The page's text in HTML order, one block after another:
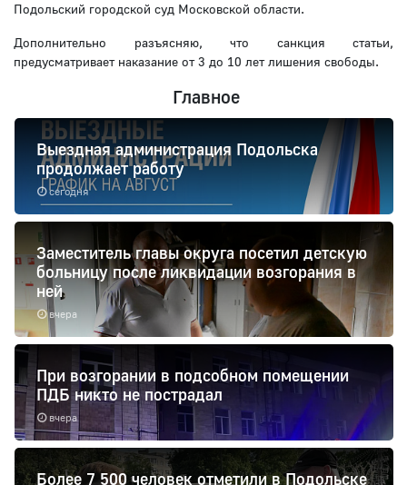
Подольский городской суд Московской области.
Дополнительно разъясняю, что санкция статьи,
предусматривает наказание от 3 до 10 лет лишения свободы.
Главное
сегодня
Выездная администрация Подольска
продолжает работу
вчера
Заместитель главы округа посетил детскую
больницу после ликвидации возгорания в
ней
вчера
При возгорании в подсобном помещении
ПДБ никто не пострадал
Более 7 500 человек отметили в Подольске